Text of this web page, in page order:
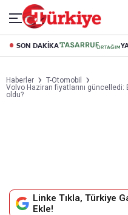
SON DAKİKA
Haberler
T-Otomobil
Volvo Haziran fiyatlarını
oldu?
Linke Tıkla, Türkiye
Ekle!